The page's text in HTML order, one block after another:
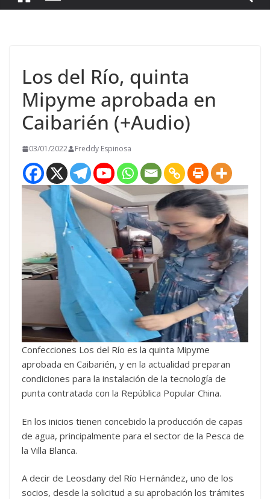
Los del Río, quinta
Mipyme aprobada en
Caibarién (+Audio)
03/01/2022 Freddy Espinosa
Confecciones Los del Río es la quinta Mipyme
aprobada en Caibarién, y en la actualidad preparan
condiciones para la instalación de la tecnología de
punta contratada con la República Popular China.
En los inicios tienen concebido la producción de capas
de agua, principalmente para el sector de la Pesca de
la Villa Blanca.
A decir de Leosdany del Río Hernández, uno de los
socios, desde la solicitud a su aprobación los trámites